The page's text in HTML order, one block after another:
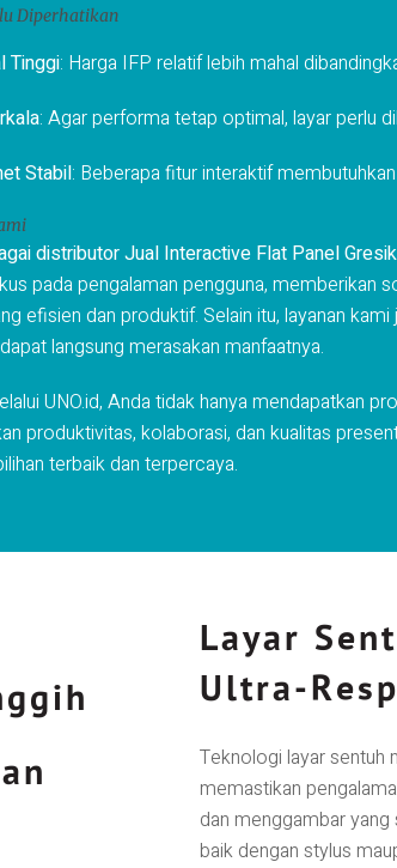
Diperhatikan
Tinggi: Harga IFP relatif lebih mahal
: Agar performa tetap optimal, layar perlu
Stabil: Beberapa fitur interaktif
distributor Jual Interactive Flat Panel Gresik
pada pengalaman pengguna, memberikan
efisien dan produktif. Selain itu, layanan
langsung merasakan manfaatnya.
UNO.id, Anda tidak hanya mendapatkan
produktivitas, kolaborasi, dan kualitas
terbaik dan terpercaya.
Layar
Ultra-
Teknologi layar sentuh
memastikan
dan menggambar yang
baik dengan stylus